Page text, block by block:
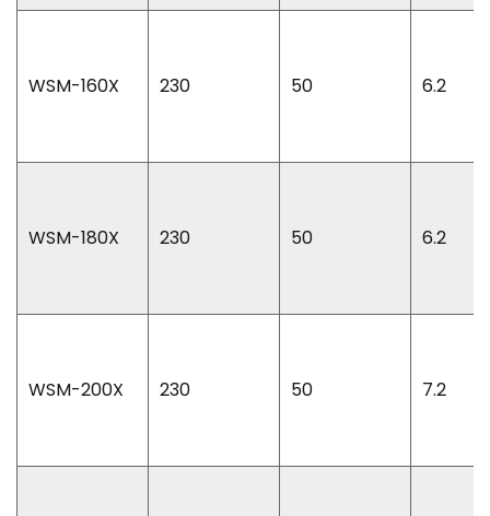
WSM-160X 230 50 6.2
WSM-180X 230 50 6.2
WSM-200X 230 50 7.2